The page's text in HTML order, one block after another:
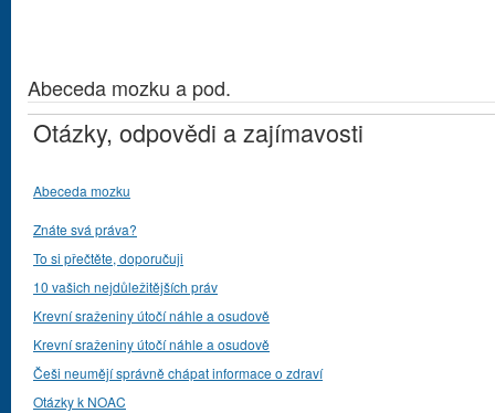
Abeceda mozku a pod.
Otázky, odpovědi a zajímavosti
Abeceda mozku
Znáte svá práva?
To si přečtěte, doporučuji
10 vašich nejdůležitějších práv
Krevní sraženiny útočí náhle a osudově
Krevní sraženiny útočí náhle a osudově
Češi neumějí správně chápat informace o zdraví
Otázky k NOAC